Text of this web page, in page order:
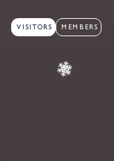
VISITORS MEMBERS